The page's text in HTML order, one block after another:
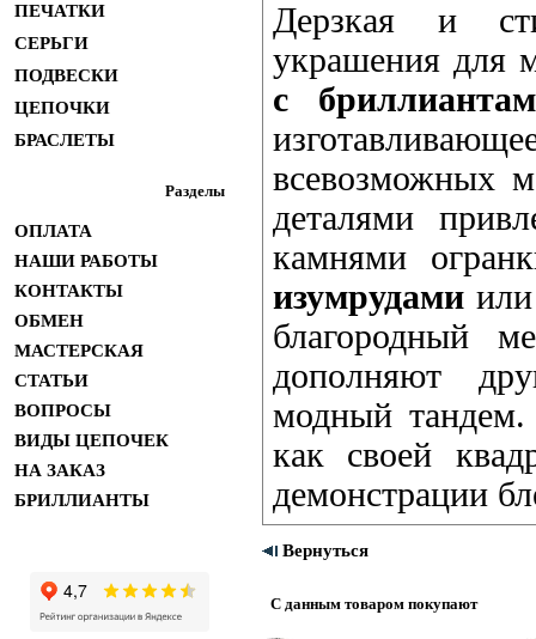
ПЕЧАТКИ
СЕРЬГИ
ПОДВЕСКИ
ЦЕПОЧКИ
БРАСЛЕТЫ
Разделы
ОПЛАТА
НАШИ РАБОТЫ
КОНТАКТЫ
ОБМЕН
МАСТЕРСКАЯ
СТАТЬИ
ВОПРОСЫ
ВИДЫ ЦЕПОЧЕК
НА ЗАКАЗ
БРИЛЛИАНТЫ
Дерзкая и
украшения для
с
всевозможных
деталями
камнями
изумрудами
благородный
дополняют
модный тандем.
как своей
демонстрации
Вернуться
С данным товаром покупают